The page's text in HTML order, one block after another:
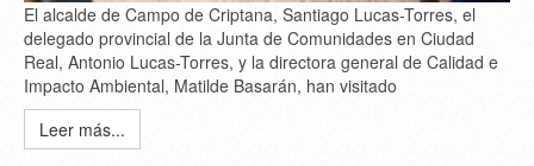
El alcalde de Campo de Criptana, Santiago Lucas-Torres, el
delegado provincial de la Junta de Comunidades en Ciudad
Real, Antonio Lucas-Torres, y la directora general de Calidad e
Impacto Ambiental, Matilde Basarán, han visitado
Leer más...